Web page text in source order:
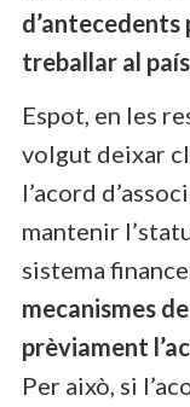
d’antecedents
treballar al país
Espot, en les
volgut deixar
l’acord
mantenir
sistema
mecanismes
prèviament
Per això, si